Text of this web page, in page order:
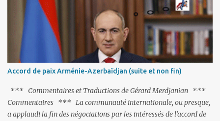
pas ses points forts, pas plus d'ailleurs que les négociations avec le
tandem turco-azéri. Faisant fi de tout ce qui précède la chute de
l'URSS, il est exclusivement intéressé par ce qu'il nomme «
l'Arménie réelle ». Même les trois présidents qu'ils l'ont précédés ne
trouvent pas grâce à ses yeux, les traitant de tous les noms, avant
de les traîner en justice. Et comme les politiciens ne lui suffisent
pas, il s'attaque aux dignitaires de l'Église arménienne, les...
Accord de paix Arménie-Azerbaïdjan (suite et non fin)
*** Commentaires et Traductions de Gérard Merdjanian ***
Commentaires *** La communauté internationale, ou presque,
a applaudi la fin des négociations par les intéressés de l’accord de